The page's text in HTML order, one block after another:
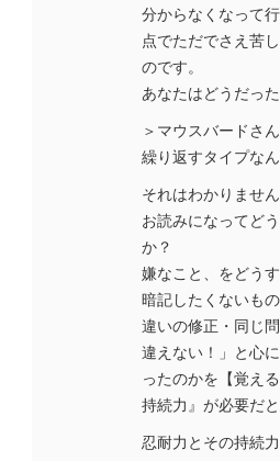
分からなくなって
点でただでさえ苦
のです。
あなたはどうだっ
＞マウスバードさ
繰り返すタイプな
それはわかりませ
お読みになってど
か？
嫌なこと、をどう
暗記したくないも
違いの修正・同じ
違えない！」と心
ったのかを【覚え
持続力』が必要だ
忍耐力とその持続